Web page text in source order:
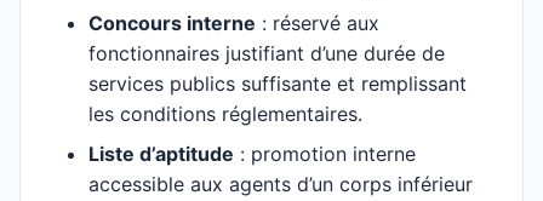
Concours interne : réservé aux
fonctionnaires justifiant d’une durée de
services publics suffisante et remplissant
les conditions réglementaires.
Liste d’aptitude : promotion interne
accessible aux agents d’un corps inférieur